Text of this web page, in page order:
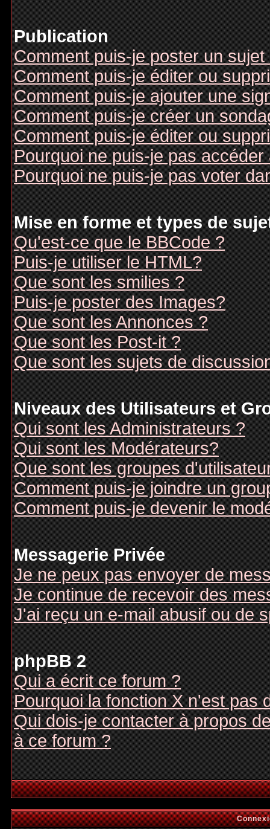
Publication
Comment puis-je poster un
Comment puis-je éditer ou
Comment puis-je ajouter une
Comment puis-je créer un
Comment puis-je éditer ou
Pourquoi ne puis-je pas accéder
Pourquoi ne puis-je pas voter
Mise en forme et types de
Qu'est-ce que le BBCode ?
Puis-je utiliser le HTML?
Que sont les smilies ?
Puis-je poster des Images?
Que sont les Annonces ?
Que sont les Post-it ?
Que sont les sujets de
Niveaux des Utilisateurs et
Qui sont les Administrateurs ?
Qui sont les Modérateurs?
Que sont les groupes
Comment puis-je joindre un
Comment puis-je devenir le
Messagerie Privée
Je ne peux pas envoyer de
Je continue de recevoir des
J'ai reçu un e-mail abusif ou de
phpBB 2
Qui a écrit ce forum ?
Pourquoi la fonction X n'est pas
Qui dois-je contacter à propos
à ce forum ?